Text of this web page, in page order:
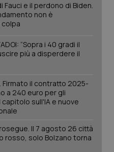
Fauci e il perdono di Biden.
non è
colpa
“Sopra i 40 gradi il
più a disperdere il
Firmato il contratto 2025-
a 240 euro per gli
sull'IA e nuove
Il 7 agosto 26 città
rosso, solo Bolzano torna